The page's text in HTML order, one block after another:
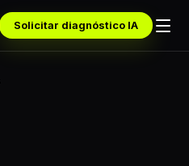
Solicitar diagnóstico IA